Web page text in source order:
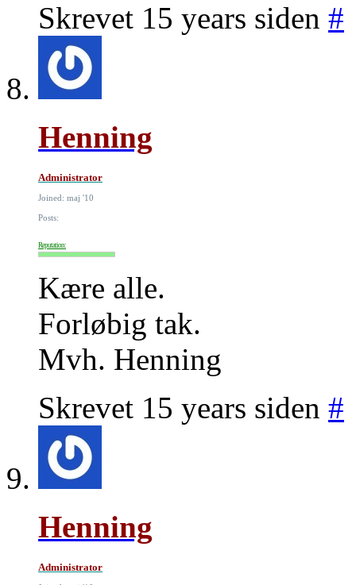
Skrevet 15 years siden #
Henning
Administrator
Joined: maj '10
Posts:
Reputation:
Kære alle.
Forløbig tak.
Mvh. Henning
Skrevet 15 years siden #
Henning
Administrator